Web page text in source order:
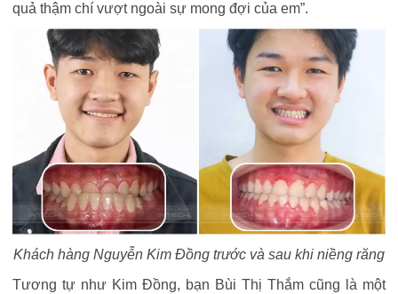
quả thậm chí vượt ngoài sự mong đợi của em”.
Khách hàng Nguyễn Kim Đồng trước và sau khi niềng răng
Tương tự như Kim Đồng, bạn Bùi Thị Thắm cũng là một